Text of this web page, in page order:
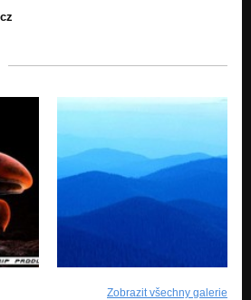
Zobrazit všechny galerie